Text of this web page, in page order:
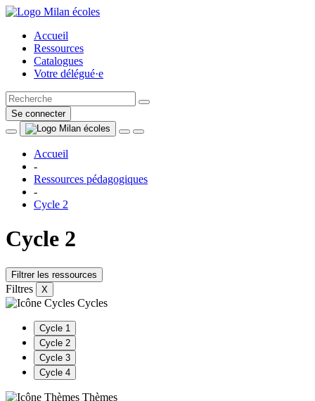
Accueil
Ressources
Catalogues
Votre délégué·e
Se connecter
Accueil
-
Ressources pédagogiques
-
Cycle 2
Cycle 2
Filtrer les ressources
Filtres X
Cycles
Cycle 1
Cycle 2
Cycle 3
Cycle 4
Thèmes